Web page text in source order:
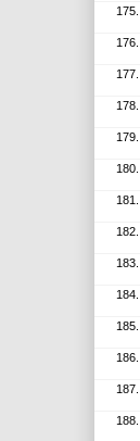
175.
176.
177.
178.
179.
180.
181.
182.
183.
184.
185.
186.
187.
188.